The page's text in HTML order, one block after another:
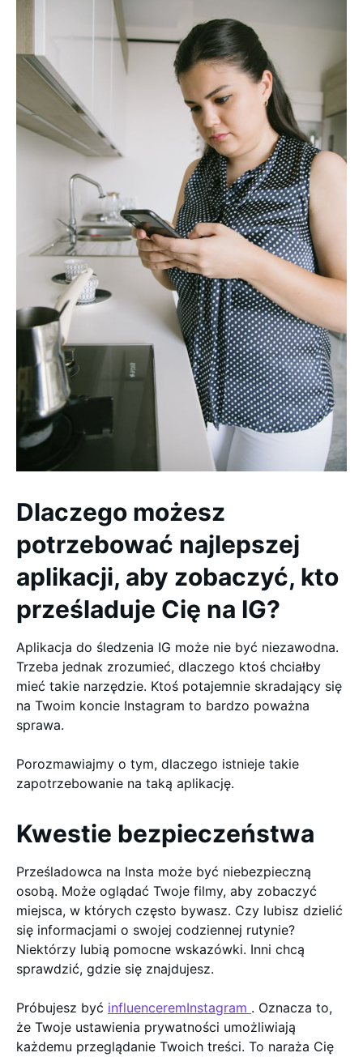
Dlaczego możesz
potrzebować najlepszej
aplikacji, aby zobaczyć, kto
prześladuje Cię na IG?
Aplikacja do śledzenia IG może nie być niezawodna.
Trzeba jednak zrozumieć, dlaczego ktoś chciałby
mieć takie narzędzie. Ktoś potajemnie skradający się
na Twoim koncie Instagram to bardzo poważna
sprawa.
Porozmawiajmy o tym, dlaczego istnieje takie
zapotrzebowanie na taką aplikację.
Kwestie bezpieczeństwa
Prześladowca na Insta może być niebezpieczną
osobą. Może oglądać Twoje filmy, aby zobaczyć
miejsca, w których często bywasz. Czy lubisz dzielić
się informacjami o swojej codziennej rutynie?
Niektórzy lubią pomocne wskazówki. Inni chcą
sprawdzić, gdzie się znajdujesz.
Próbujesz być influenceremInstagram . Oznacza to,
że Twoje ustawienia prywatności umożliwiają
każdemu przeglądanie Twoich treści. To naraża Cię